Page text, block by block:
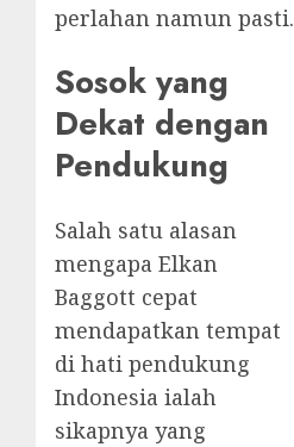
perlahan namun pasti.
Sosok yang
Dekat dengan
Pendukung
Salah satu alasan
mengapa Elkan
Baggott cepat
mendapatkan tempat
di hati pendukung
Indonesia ialah
sikapnya yang